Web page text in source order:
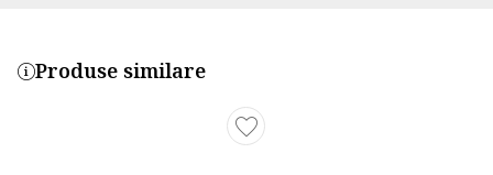
Produse similare